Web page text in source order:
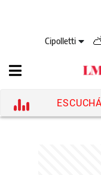
Cipolletti
ESCUCHÁ